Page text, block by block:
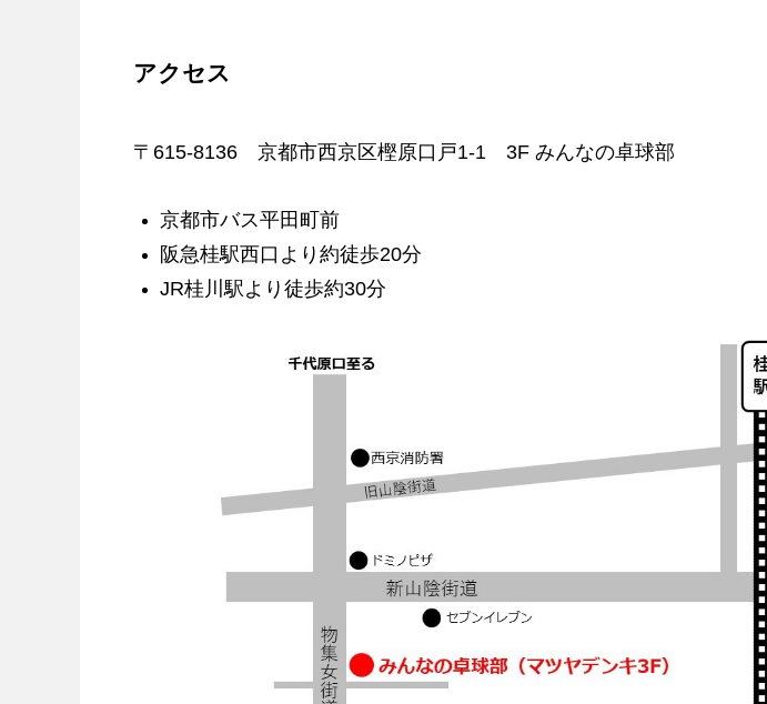
アクセス
〒615-8136 京都市西京区樫原口戸1-1 3F みんなの卓球部
京都市バス平田町前
阪急桂駅西口より約徒歩20分
JR桂川駅より徒歩約30分